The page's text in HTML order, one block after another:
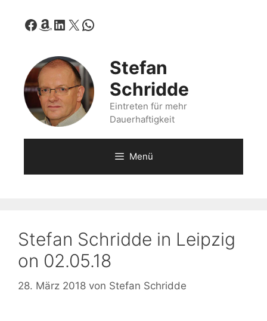
InhaltFacebook
Amazon
LinkedIn
X WhatsApp
Stefan
Schridde
Eintreten für mehr
Dauerhaftigkeit
Menü
Stefan Schridde in Leipzig
on 02.05.18
28. März 2018 von Stefan Schridde